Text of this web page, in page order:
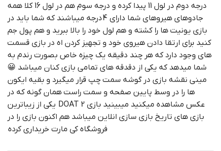
درجه دوم در لول 11 پیدا کرده و درجه سوم هم در لول 16 کلا همه
جادوهای هیروهای شما دارای 4 درجه میباشند که شما باید در
بازی یونیت ها را کشته و هم لول خود را بالا ببرید و هم پول جم
کنید برای ارتقا دادن هیروی خود و تجهیز کردن اه در بازی قسمت
های وجود دارد که هر چند دقیقه یک چیزه خاص بصورت رندم به
شما میدهد که یکی از دقدقه های تمامی بازی کنان میباشد 😀
مینی نقشه بازی در گوشه سمت چپ قرار میگیرد و بقیه ایکون
ها را در وسط پایین صفحه و سمت راست همان گونه که در
عکس مشاهده میکنید میبینید بازی DOAT 2 یکی از زیباترین
بازی های تاریخ بازی سازی انلاین میباشد هم اکنون بازی را در
فروشگاه کی مارت خریداری کرده